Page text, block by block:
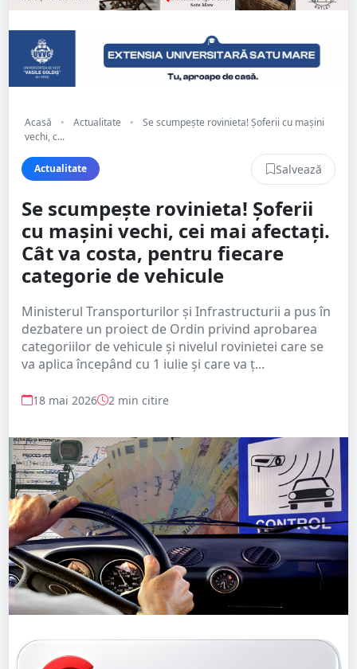
Acasă • Actualitate •
Se scumpește rovinieta! Șoferii cu mașini
vechi, c...
Actualitate Salvează
Se scumpește rovinieta! Șoferii
cu mașini vechi, cei mai afectați.
Cât va costa, pentru fiecare
categorie de vehicule
Ministerul Transporturilor şi Infrastructurii a pus în
dezbatere un proiect de Ordin privind aprobarea
categoriilor de vehicule şi nivelul rovinietei care se
va aplica începând cu 1 iulie şi care va ţ...
18 mai 2026 2 min citire